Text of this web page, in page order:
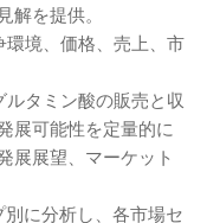
を提供。
境、価格、売上、市
タミン酸の販売と収
展可能性を定量的に
展展望、マーケット
に分析し、各市場セ